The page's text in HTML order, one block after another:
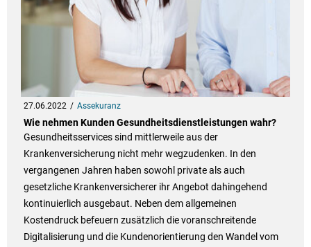
27.06.2022 Assekuranz
Wie nehmen Kunden Gesundheitsdienstleistungen wahr?
Gesundheitsservices sind mittlerweile aus der
Krankenversicherung nicht mehr wegzudenken. In den
vergangenen Jahren haben sowohl private als auch
gesetzliche Krankenversicherer ihr Angebot dahingehend
kontinuierlich ausgebaut. Neben dem allgemeinen
Kostendruck befeuern zusätzlich die voranschreitende
Digitalisierung und die Kundenorientierung den Wandel vom